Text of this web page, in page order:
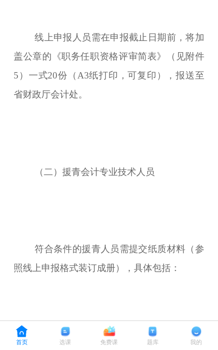
线上申报人员需在申报截止日期前，将加
盖公章的《职务任职资格评审简表》（见附件
5）一式20份（A3纸打印，可复印），报送至
省财政厅会计处。
（二）援青会计专业技术人员
符合条件的援青人员需提交纸质材料（参
照线上申报格式装订成册），具体包括：
（1）《援青专业技术人员职称评审表》
首页 选课 免费课 题库 我的